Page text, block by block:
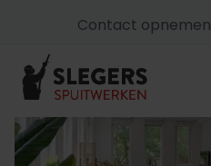
Contact opnemen